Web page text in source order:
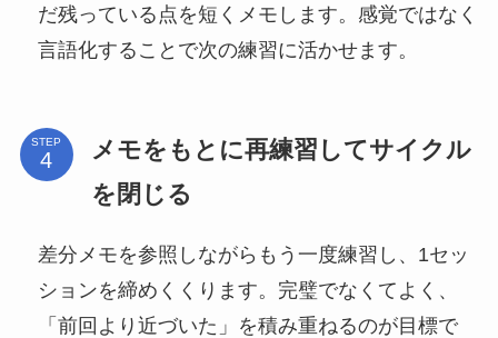
だ残っている点を短くメモします。感覚ではなく
言語化することで次の練習に活かせます。
STEP
メモをもとに再練習してサイクル
を閉じる
差分メモを参照しながらもう一度練習し、1セッ
ションを締めくくります。完璧でなくてよく、
「前回より近づいた」を積み重ねるのが目標で